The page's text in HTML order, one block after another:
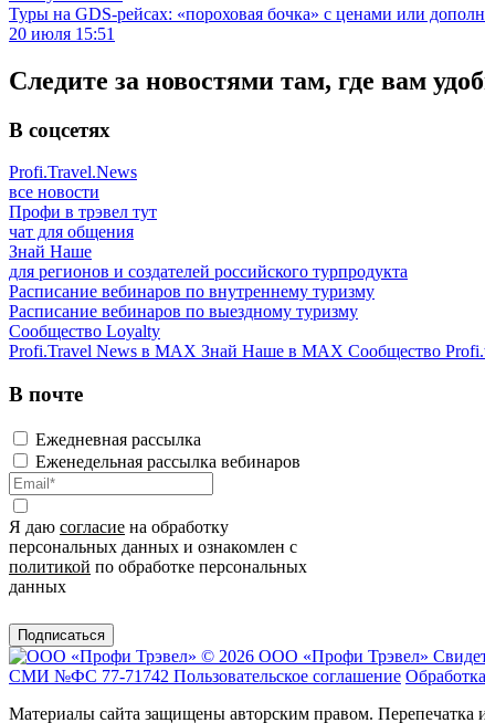
Туры на GDS-рейсах: «пороховая бочка» с ценами или
20 июля 15:51
Следите за новостями там, где вам
В соцсетях
Profi.Travel.News
все новости
Профи в трэвел тут
чат для общения
Знай Наше
для регионов и создателей российского турпродукта
Расписание вебинаров по внутреннему туризму
Расписание вебинаров по выездному туризму
Сообщество Loyalty
Profi.Travel News в MAX Знай Наше в MAX Сообщество
В почте
Ежедневная рассылка
Еженедельная рассылка вебинаров
Я даю согласие на обработку
персональных данных и ознакомлен с
политикой по обработке персональных
данных
Подписаться
© 2026 ООО «Профи Трэвeл»
СМИ №ФС 77-71742 Пользовательское соглашение
Материалы сайта защищены авторским правом. Перепечатка